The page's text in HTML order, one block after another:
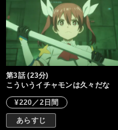
第3話 (23分)
こういうイチャモンは久々だな
¥220／2日間
あらすじ